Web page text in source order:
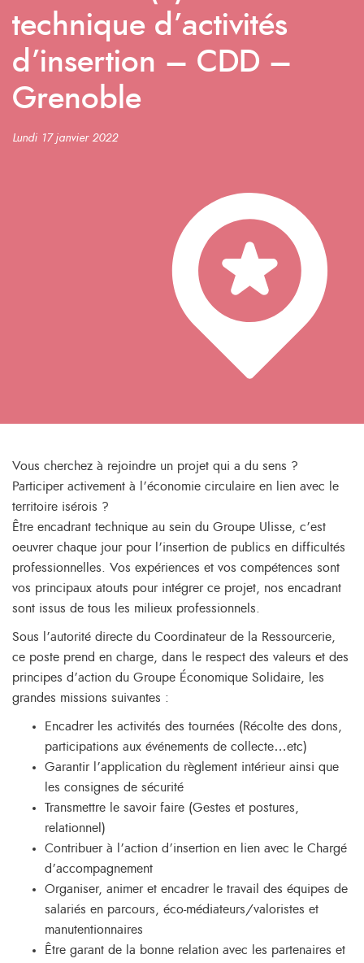
technique d’activités
d’insertion – CDD –
Grenoble
Lundi 17 janvier 2022
Vous cherchez à rejoindre un projet qui a du sens ?
Participer activement à l’économie circulaire en lien avec le
territoire isérois ?
Être encadrant technique au sein du Groupe Ulisse, c’est
oeuvrer chaque jour pour l’insertion de publics en difficultés
professionnelles. Vos expériences et vos compétences sont
vos principaux atouts pour intégrer ce projet, nos encadrant
sont issus de tous les milieux professionnels.
Sous l’autorité directe du Coordinateur de la Ressourcerie,
ce poste prend en charge, dans le respect des valeurs et des
principes d’action du Groupe Économique Solidaire, les
grandes missions suivantes :
Encadrer les activités des tournées (Récolte des dons,
participations aux événements de collecte…etc)
Garantir l’application du règlement intérieur ainsi que
les consignes de sécurité
Transmettre le savoir faire (Gestes et postures,
relationnel)
Contribuer à l’action d’insertion en lien avec le Chargé
d’accompagnement
Organiser, animer et encadrer le travail des équipes de
salariés en parcours, éco-médiateurs/valoristes et
manutentionnaires
Être garant de la bonne relation avec les partenaires et